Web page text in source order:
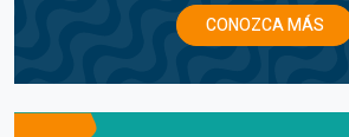
CONOZCA MÁS